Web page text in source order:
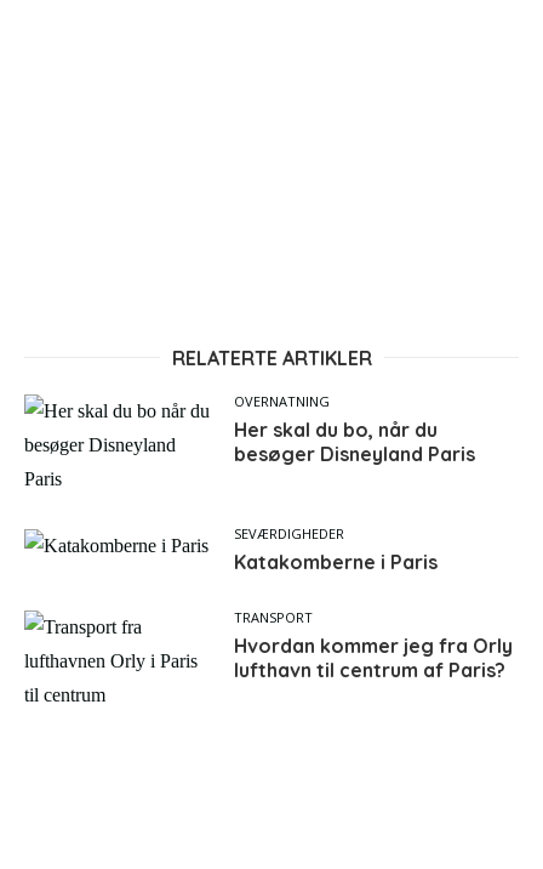
RELATERTE ARTIKLER
OVERNATNING
Her skal du bo, når du
besøger Disneyland Paris
SEVÆRDIGHEDER
Katakomberne i Paris
TRANSPORT
Hvordan kommer jeg fra Orly
lufthavn til centrum af Paris?